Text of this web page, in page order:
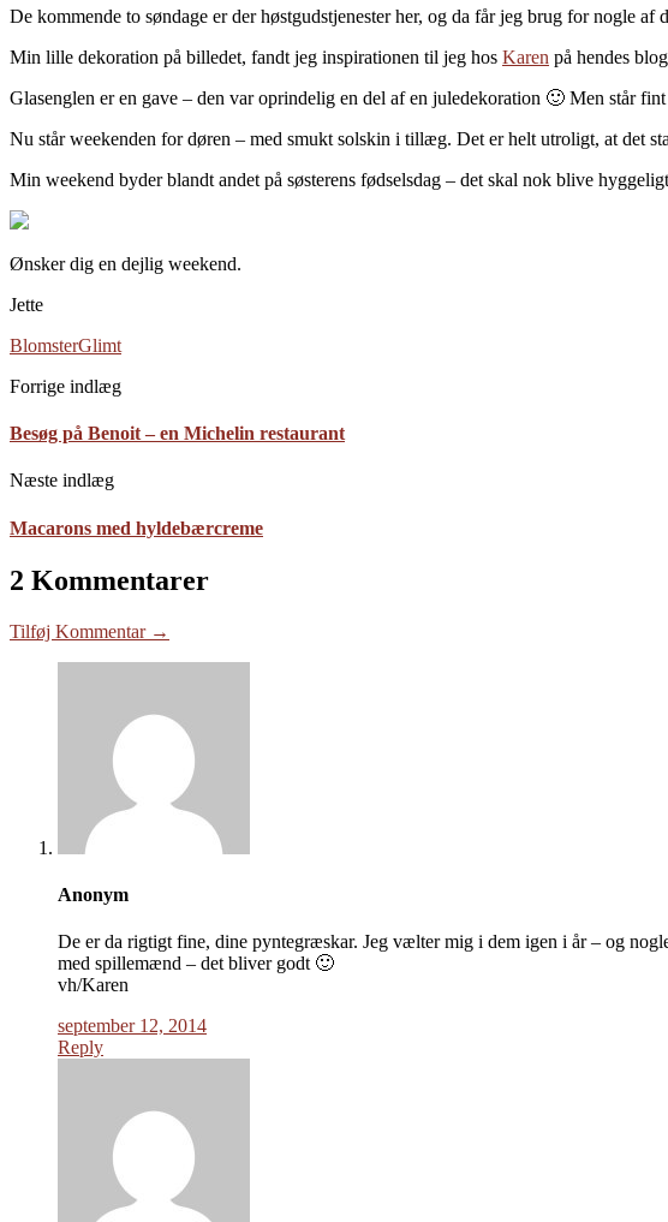
De kommende to søndage er der høstgudstjenester her, og da får jeg brug for nogle
Min lille dekoration på billedet, fandt jeg inspirationen til jeg hos Karen på hendes
Glasenglen er en gave – den var oprindelig en del af en juledekoration 🙂 Men står
Nu står weekenden for døren – med smukt solskin i tillæg. Det er helt utroligt, at det
Min weekend byder blandt andet på søsterens fødselsdag – det skal nok blive
Ønsker dig en dejlig weekend.
Jette
BlomsterGlimt
Forrige indlæg
Besøg på Benoit – en Michelin restaurant
Næste indlæg
Macarons med hyldebærcreme
2 Kommentarer
Tilføj Kommentar →
Anonym
De er da rigtigt fine, dine pyntegræskar. Jeg vælter mig i dem igen i år – og
med spillemænd – det bliver godt 🙂
vh/Karen
september 12, 2014
Reply